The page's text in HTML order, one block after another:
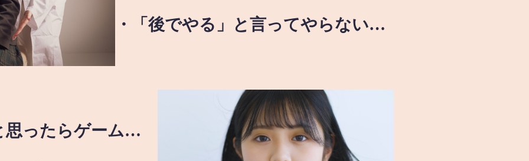
・「後でやる」と言ってやらない…
思ったらゲーム…